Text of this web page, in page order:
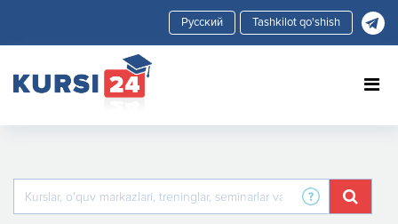
Tashkilot qo'shish